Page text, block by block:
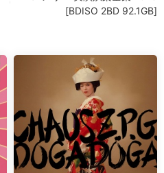
[BDISO 2BD 92.1GB]